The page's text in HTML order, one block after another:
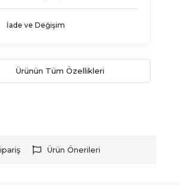
İade ve Değişim
Ürünün Tüm Özellikleri
Ürün Önerileri